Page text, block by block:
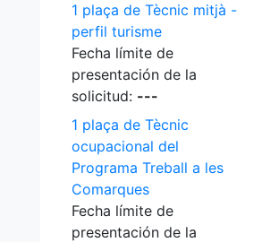
1 plaça de Tècnic mitjà -
perfil turisme
Fecha límite de
presentación de la
solicitud: ---
1 plaça de Tècnic
ocupacional del
Programa Treball a les
Comarques
Fecha límite de
presentación de la